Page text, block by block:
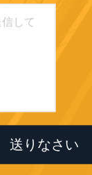
送りなさい